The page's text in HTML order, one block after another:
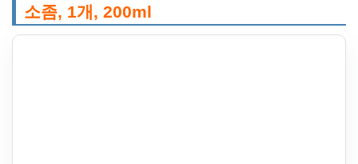
소좀, 1개, 200ml